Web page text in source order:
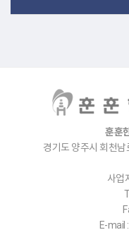
훈훈
경기도 양주시 회천
사업
E-mail